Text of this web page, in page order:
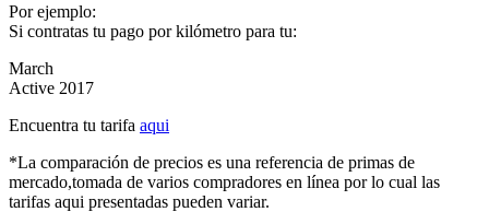
Por ejemplo:
Si contratas tu pago por kilómetro para tu:
March
Active 2017
Encuentra tu tarifa aqui
*La comparación de precios es una referencia de primas de
mercado,tomada de varios compradores en línea por lo cual las
tarifas aqui presentadas pueden variar.